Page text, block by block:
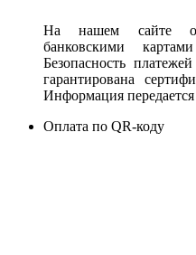
На нашем сайте
банковскими
Безопасность
гарантирована
Информация
Оплата по QR-коду